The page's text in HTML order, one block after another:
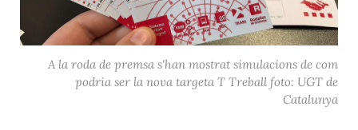
A la roda de premsa s'han mostrat simulacions de com
podria ser la nova targeta T Treball foto: UGT de
Catalunya